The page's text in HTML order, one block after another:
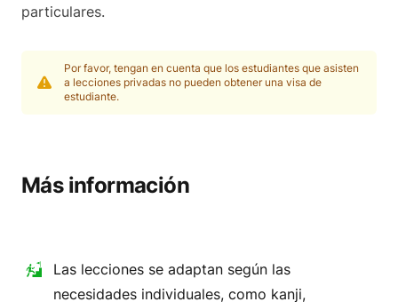
particulares.
Por favor, tengan en cuenta que los estudiantes que asisten
a lecciones privadas no pueden obtener una visa de
estudiante.
Más información
Las lecciones se adaptan según las
necesidades individuales, como kanji,